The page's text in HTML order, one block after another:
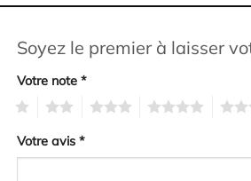
Soyez le premier à laisser
Votre note *
Votre avis *